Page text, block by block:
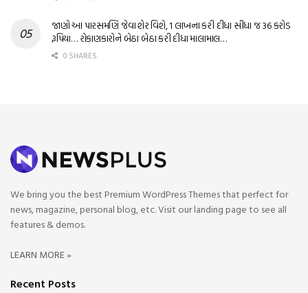
જાણો આ પારસમણિ જેવા શેર વિશે, 1 લાખના કરી દીધા સીધા જ 36 કરોડ
રૂપિયા… રોકાણકારોને બેઠા બેઠા કરી દીધા માલામાલ…
0 SHARES
We bring you the best Premium WordPress Themes that perfect for
news, magazine, personal blog, etc. Visit our landing page to see all
features & demos.
LEARN MORE »
Recent Posts